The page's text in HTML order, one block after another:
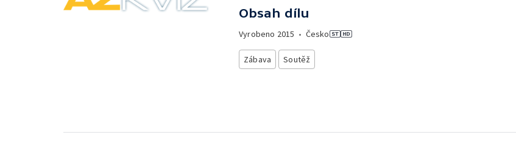
Obsah dílu
Vyrobeno 2015 • Česko
Zábava Soutěž